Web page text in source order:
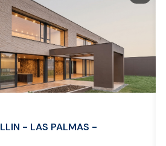
AVALÚO AHORA
- LAS PALMAS -